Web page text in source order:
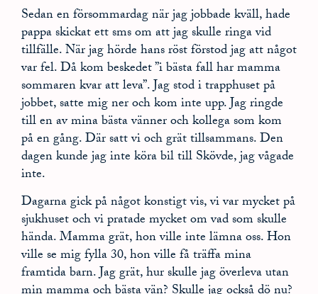
Sedan en försommardag när jag jobbade kväll, hade
pappa skickat ett sms om att jag skulle ringa vid
tillfälle. När jag hörde hans röst förstod jag att något
var fel. Då kom beskedet ”i bästa fall har mamma
sommaren kvar att leva”. Jag stod i trapphuset på
jobbet, satte mig ner och kom inte upp. Jag ringde
till en av mina bästa vänner och kollega som kom
på en gång. Där satt vi och grät tillsammans. Den
dagen kunde jag inte köra bil till Skövde, jag vågade
inte.
Dagarna gick på något konstigt vis, vi var mycket på
sjukhuset och vi pratade mycket om vad som skulle
hända. Mamma grät, hon ville inte lämna oss. Hon
ville se mig fylla 30, hon ville få träffa mina
framtida barn. Jag grät, hur skulle jag överleva utan